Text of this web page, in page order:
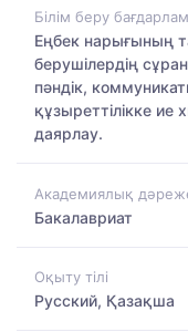
Білім беру
Еңбек нарығының
берушілердің
пәндік,
құзыреттілікке
даярлау.
Академиялық
Бакалавриат
Оқыту тілі
Русский, Қазақша